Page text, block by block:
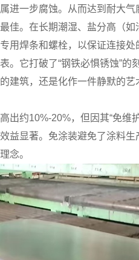
进一步腐蚀。从而达到耐大气
佳。在长期潮湿、盐分高（
用焊条和螺栓，以保证连接处
。它打破了“钢铁必惧锈蚀”
建筑，还是化作一件静默的
出约10%-20%，但因其“免维
益显著。免涂装避免了涂料
念。